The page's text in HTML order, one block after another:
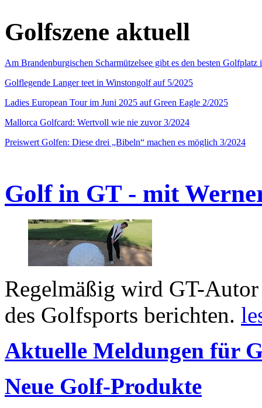
Golfszene aktuell
Am Brandenburgischen Scharmützelsee gibt es den besten
Golflegende Langer teet in Winstongolf auf 5/2025
Ladies European Tour im Juni 2025 auf Green Eagle 2/2025
Mallorca Golfcard: Wertvoll wie nie zuvor 3/2024
Preiswert Golfen: Diese drei „Bibeln“ machen es möglich 3/2024
Golf in GT - mit
Regelmäßig wird GT-
des Golfsports berichten.
Aktuelle Meldungen für
Neue Golf-Produkte